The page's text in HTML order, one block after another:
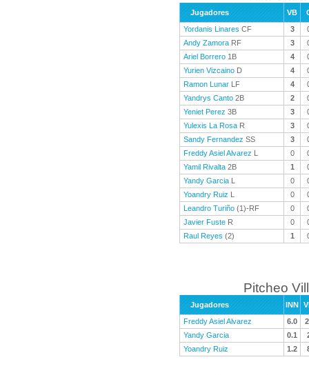
Jugadores VB
Yordanis Linares CF 3
Andy Zamora RF 3
Ariel Borrero 1B 4
Yurien Vizcaino D 4
Ramon Lunar LF 4
Yandrys Canto 2B 2
Yeniet Perez 3B 3
Yulexis La Rosa R 3
Sandy Fernandez SS 3
Freddy Asiel Alvarez L 0
Yamil Rivalta 2B 1
Yandy Garcia L 0
Yoandry Ruiz L 0
Leandro Turiño (1)-RF 0
Javier Fuste R 0
Raul Reyes (2) 1
Pitcheo
Jugadores INN
Freddy Asiel Alvarez
6.0
Yandy Garcia
0.1
Yoandry Ruiz
1.2